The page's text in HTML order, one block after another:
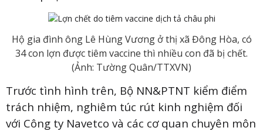
Hộ gia đình ông Lê Hùng Vương ở thị xã Đông Hòa, có
34 con lợn được tiêm vaccine thì nhiều con đã bị chết.
(Ảnh: Tường Quân/TTXVN)
Trước tình hình trên, Bộ NN&PTNT kiểm điểm
trách nhiệm, nghiêm túc rút kinh nghiệm đối
với Công ty Navetco và các cơ quan chuyên môn